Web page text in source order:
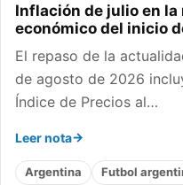
Inflación de julio en la
económico del inicio
El repaso de la
de agosto de 2026
Índice de Precios al…
Leer nota
Argentina Futbol